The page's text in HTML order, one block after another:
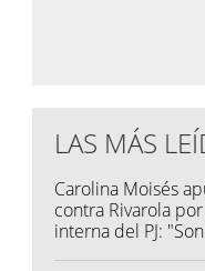
LAS MÁS
Carolina Moisés
contra Rivarola
interna del PJ: